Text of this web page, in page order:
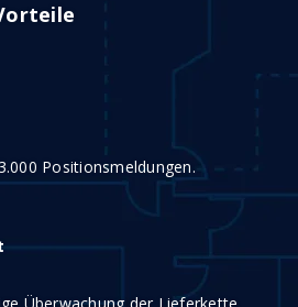
Positionsmeldungen.